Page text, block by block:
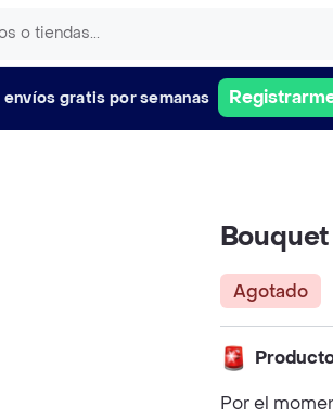
envíos gratis por semanas
Agotado
Por el